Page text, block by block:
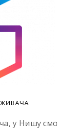
у Нишу смо